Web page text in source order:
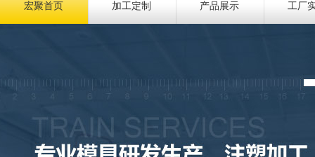
宏聚首页 加工定制 产品展示 工厂